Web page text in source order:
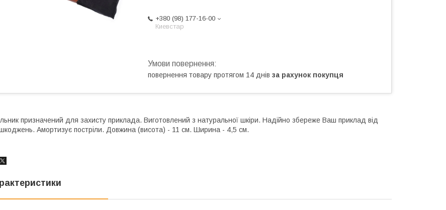
+380 (98) 177-16-00
Киевстар
повернення товару протягом 14 днів за рахунок покупця
призначений для захисту приклада. Виготовлений з натуральної шкіри. Надійно збереже Ваш приклад від
Амортизує постріли. Довжина (висота) - 11 см. Ширина - 4,5 см.